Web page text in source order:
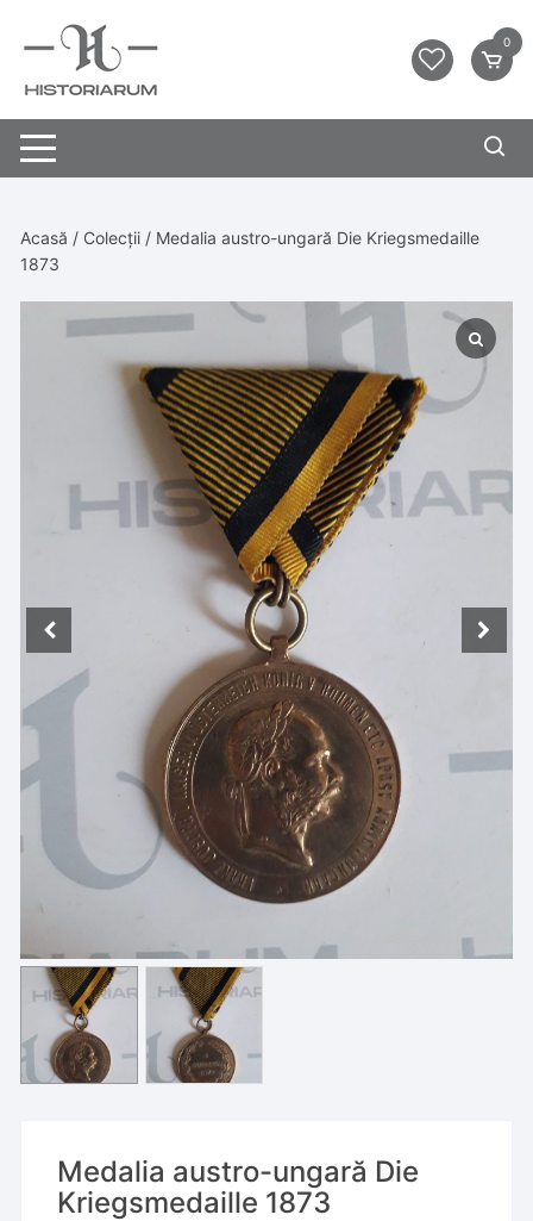
0
Acasă / Colecții / Medalia austro-ungară Die Kriegsmedaille
1873
Medalia austro-ungară Die
Kriegsmedaille 1873